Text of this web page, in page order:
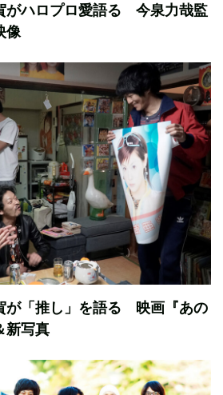
がハロプロ愛語る 今泉力哉監
像
が「推し」を語る 映画『あの
新写真